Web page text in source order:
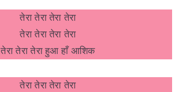
तेरा तेरा तेरा तेरा
तेरा तेरा तेरा तेरा
तेरा तेरा तेरा हुआ हाँ आशिक
तेरा तेरा तेरा तेरा